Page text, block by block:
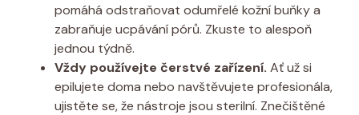
pomáhá⁢ odstraňovat ⁣odumřelé kožní buňky a
zabraňuje ucpávání​ pórů. Zkuste ⁢to ⁣alespoň
jednou týdně.
Vždy používejte čerstvé zařízení. Ať už si
epilujete ​doma ⁢nebo navštěvujete profesionála,
ujistěte se, že nástroje⁣ jsou ⁢sterilní. Znečištěné